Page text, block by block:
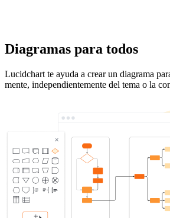
Diagramas para todos
Lucidchart te ayuda a crear un diagrama
mente, independientemente del tema o la